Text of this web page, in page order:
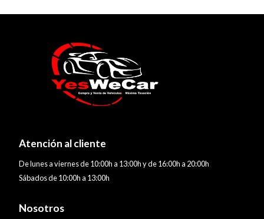
Atención al cliente
De lunes a viernes de 10:00h a 13:00h y de 16:00h a 20:00h
Sábados de 10:00h a 13:00h
Nosotros